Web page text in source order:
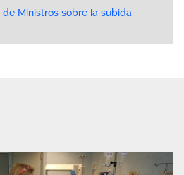
Ministros sobre la subida